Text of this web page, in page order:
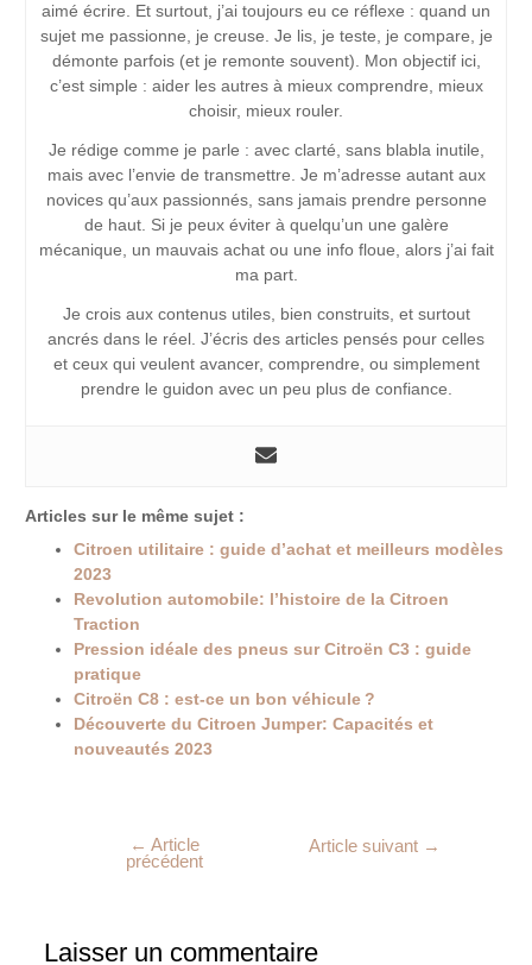
aimé écrire. Et surtout, j’ai toujours eu ce réflexe : quand un
sujet me passionne, je creuse. Je lis, je teste, je compare, je
démonte parfois (et je remonte souvent). Mon objectif ici,
c’est simple : aider les autres à mieux comprendre, mieux
choisir, mieux rouler.
Je rédige comme je parle : avec clarté, sans blabla inutile,
mais avec l’envie de transmettre. Je m’adresse autant aux
novices qu’aux passionnés, sans jamais prendre personne
de haut. Si je peux éviter à quelqu’un une galère
mécanique, un mauvais achat ou une info floue, alors j’ai fait
ma part.
Je crois aux contenus utiles, bien construits, et surtout
ancrés dans le réel. J’écris des articles pensés pour celles
et ceux qui veulent avancer, comprendre, ou simplement
prendre le guidon avec un peu plus de confiance.
Articles sur le même sujet :
Citroen utilitaire : guide d’achat et meilleurs modèles
2023
Revolution automobile: l’histoire de la Citroen
Traction
Pression idéale des pneus sur Citroën C3 : guide
pratique
Citroën C8 : est-ce un bon véhicule ?
Découverte du Citroen Jumper: Capacités et
nouveautés 2023
← Article
précédent
Article suivant →
Laisser un commentaire